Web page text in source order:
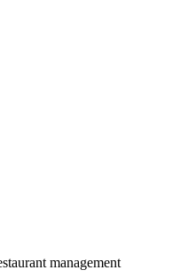
management